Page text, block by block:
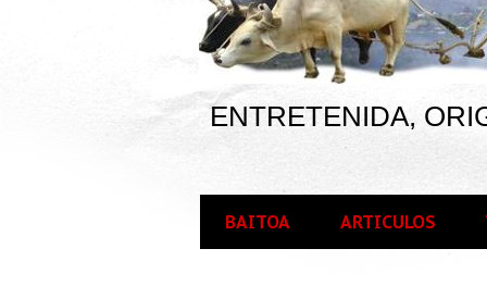
ENTRETENIDA,
BAITOA ARTICULOS